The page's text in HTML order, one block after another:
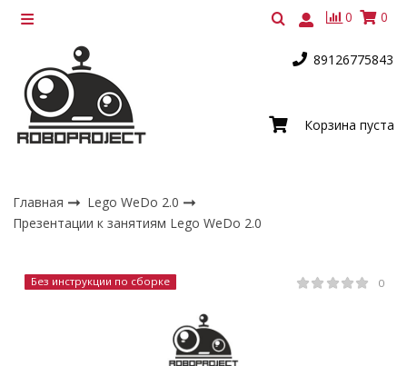
0 0
89126775843
Корзина пуста
Главная
Lego WeDo 2.0
Презентации к занятиям Lego WeDo 2.0
Без инструкции по сборке 0